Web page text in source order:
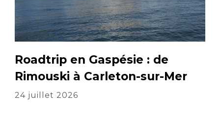
Roadtrip en Gaspésie : de
Rimouski à Carleton-sur-Mer
24 juillet 2026